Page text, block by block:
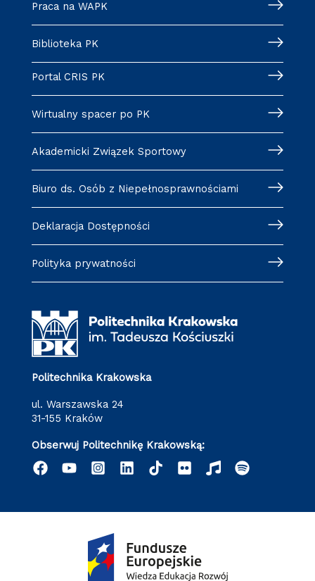
Praca na WAPK
Biblioteka PK
Portal CRIS PK
Wirtualny spacer po PK
Akademicki Związek Sportowy
Biuro ds. Osób z Niepełnosprawnościami
Deklaracja Dostępności
Polityka prywatności
Politechnika Krakowska
ul. Warszawska 24
31-155 Kraków
Obserwuj Politechnikę Krakowską: